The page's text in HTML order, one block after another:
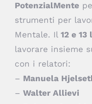
PotenzialMente
strumenti per
Mentale. Il 12 e
lavorare insieme
con i relatori:
– Manuela
– Walter Allievi